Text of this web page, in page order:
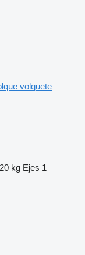
volquete
kg Ejes 1